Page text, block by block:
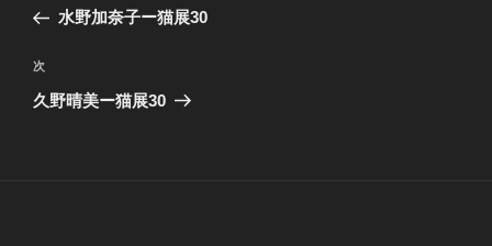
ナ
ビ
ゲ
の
稿
水野加奈子ー猫展30
次
の
次
久野晴美ー猫展30